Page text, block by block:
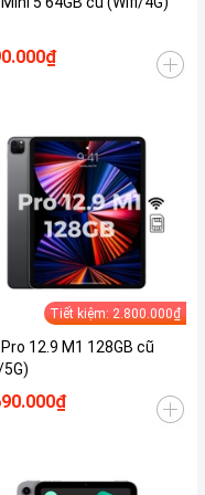
Tiết kiệm: 2.800.000₫
12.9 M1 128GB cũ